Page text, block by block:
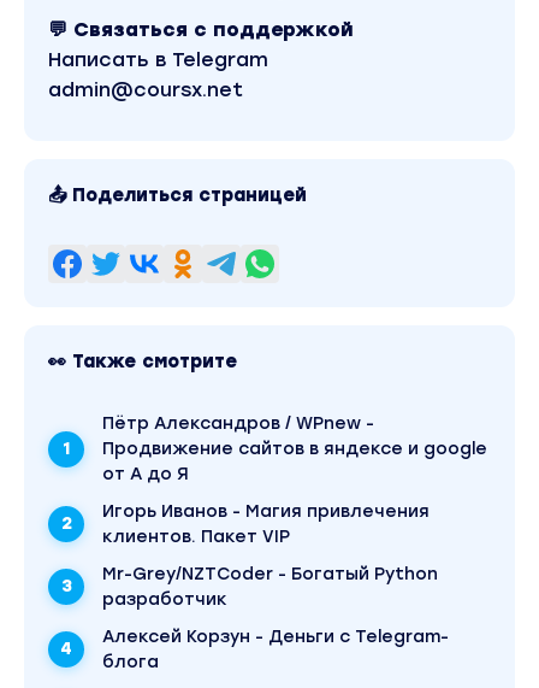
💬 Связаться с поддержкой
Написать в Telegram
admin@coursx.net
📤 Поделиться страницей
👀 Также смотрите
Пётр Александров / WPnew -
Продвижение сайтов в яндексе и google
от А до Я
Игорь Иванов - Магия привлечения
клиентов. Пакет VIP
Mr-Grey/NZTCoder - Богатый Python
разработчик
Алексей Корзун - Деньги с Telegram-
блога